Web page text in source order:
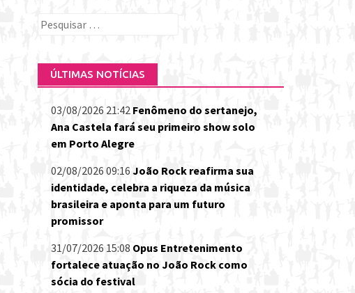
Pesquisar
ÚLTIMAS NOTÍCIAS
03/08/2026 21:42 Fenômeno do sertanejo,
Ana Castela fará seu primeiro show solo
em Porto Alegre
02/08/2026 09:16 João Rock reafirma sua
identidade, celebra a riqueza da música
brasileira e aponta para um futuro
promissor
31/07/2026 15:08 Opus Entretenimento
fortalece atuação no João Rock como
sócia do festival